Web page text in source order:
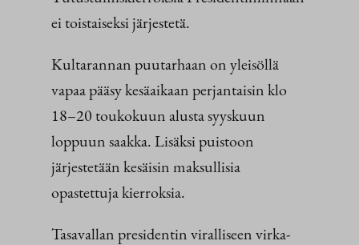
ei toistaiseksi järjestetä.
Kultarannan puutarhaan on yleisöllä
vapaa pääsy kesäaikaan perjantaisin klo
18–20 toukokuun alusta syyskuun
loppuun saakka. Lisäksi puistoon
järjestetään kesäisin maksullisia
opastettuja kierroksia.
Tasavallan presidentin viralliseen virka-